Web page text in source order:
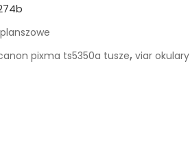
pixma ts5350a tusze, viar okulary